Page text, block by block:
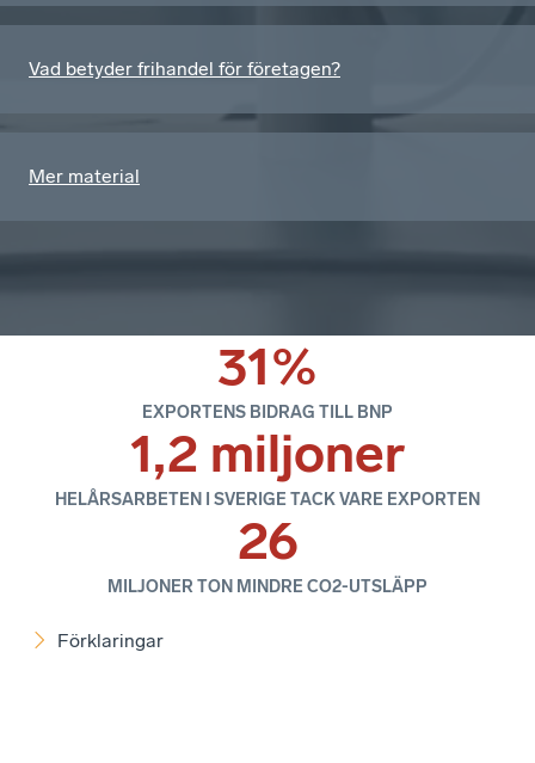
Vad betyder frihandel för företagen?
Mer material
31%
EXPORTENS BIDRAG TILL BNP
1,2 miljoner
HELÅRSARBETEN I SVERIGE TACK VARE EXPORTEN
26
MILJONER TON MINDRE CO2-UTSLÄPP
Förklaringar